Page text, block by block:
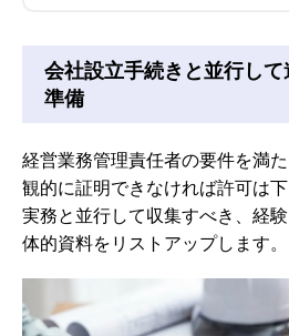
会社設立手続きと並行し
準備
経営業務管理責任者の要件を満
観的に証明できなければ許可は
実務と並行して収集すべき、経
体的資料をリストアップします。